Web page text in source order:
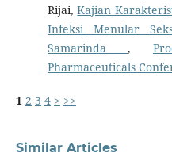
Rijai,Kajian
Infeksi Menular
Samarinda,
Pharmaceuticals
1 2 3 4 > >>
Similar Articles